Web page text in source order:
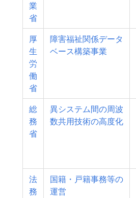
業
省
厚
生
労
働
省
障害福祉関係データ
ベース構築事業
総
務
省
異システム間の周波
数共用技術の高度化
法
務
国籍・戸籍事務等の
運営